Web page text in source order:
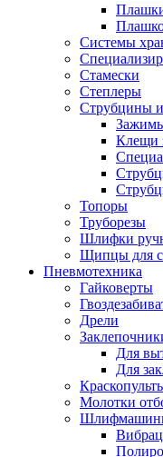
Системы
Стамески
Степлеры
Струбцины
Клещи
Топоры
Труборезы
Шлифки
Щипцы для
Пневмотехника
Гайковерты
Дрели
Для
Для
Молотки